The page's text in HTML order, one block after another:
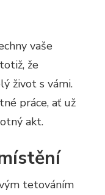
vaše
že
život s vámi.
práce, ať už
akt.
tetováním